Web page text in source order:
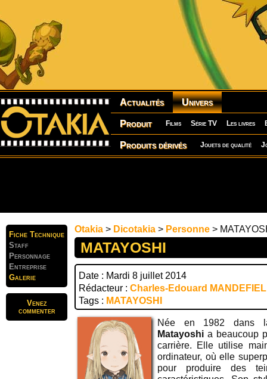
Actualités Univers
Produit Films Série TV Les livres
Produits dérivés Jouets de qualité
Fiche Technique
Staff
Personnage
Entreprise
Galerie
Venez
commenter
Otakia > Dicotakia > Personne >
MATAYOSHI
Date : Mardi 8 juillet 2014
Rédacteur : Charles-Edouard
Tags : MATAYOSHI
Née en 1982 dans
Matayoshi a beaucoup
carrière. Elle utilise
ordinateur, où elle
pour produire des